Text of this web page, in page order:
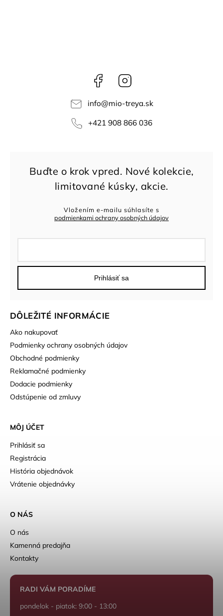
Facebook
info@mio-treya.sk
+421 908 866 036
DÔLEŽITÉ INFORMÁCIE
Ako nakupovať
Podmienky ochrany osobných údajov
Obchodné podmienky
Reklamačné podmienky
Dodacie podmienky
Odstúpenie od zmluvy
MÔJ ÚČET
Prihlásiť sa
Registrácia
História objednávok
Vrátenie objednávky
Vložením e-mailu súhlasíte s
podmienkami ochrany osobných údajov
Prihlásiť sa
O NÁS
O nás
Kamenná predajňa
Kontakty
RADI VÁM PORADÍME
pondelok - piatok: 9:00 - 13:00